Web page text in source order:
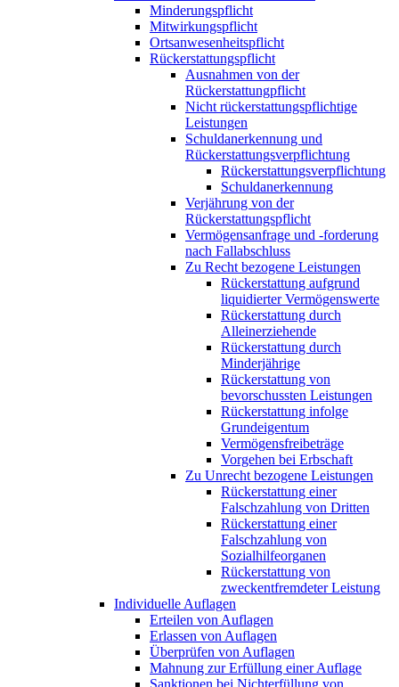
Minderungspflicht
Mitwirkungspflicht
Ortsanwesenheitspflicht
Rückerstattungspflicht
Ausnahmen von der
Rückerstattungpflicht
Nicht rückerstattungspflichtige
Leistungen
Schuldanerkennung und
Rückerstattungsverpflichtung
Rückerstattungsverpflichtung
Schuldanerkennung
Verjährung von der
Rückerstattungspflicht
Vermögensanfrage und -forderung
nach Fallabschluss
Zu Recht bezogene Leistungen
Rückerstattung aufgrund
liquidierter Vermögenswerte
Rückerstattung durch
Alleinerziehende
Rückerstattung durch
Minderjährige
Rückerstattung von
bevorschussten Leistungen
Rückerstattung infolge
Grundeigentum
Vermögensfreibeträge
Vorgehen bei Erbschaft
Zu Unrecht bezogene Leistungen
Rückerstattung einer
Falschzahlung von Dritten
Rückerstattung einer
Falschzahlung von
Sozialhilfeorganen
Rückerstattung von
zweckentfremdeter Leistung
Individuelle Auflagen
Erteilen von Auflagen
Erlassen von Auflagen
Überprüfen von Auflagen
Mahnung zur Erfüllung einer Auflage
Sanktionen bei Nichterfüllung von